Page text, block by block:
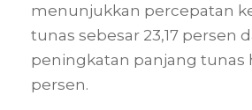
menunjukkan percepatan
tunas sebesar 23,17 persen
peningkatan panjang tunas
persen.